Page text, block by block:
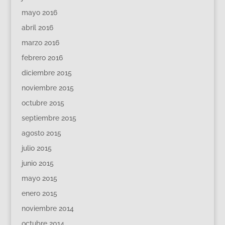
mayo 2016
abril 2016
marzo 2016
febrero 2016
diciembre 2015
noviembre 2015
octubre 2015
septiembre 2015
agosto 2015
julio 2015
junio 2015
mayo 2015
enero 2015
noviembre 2014